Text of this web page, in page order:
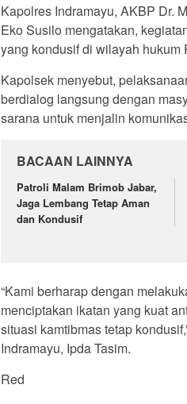
Kapolres Indramayu, AKBP Dr.
Eko Susilo mengatakan,
yang kondusif di wilayah hukum
Kapolsek menyebut,
berdialog langsung dengan
sarana untuk menjalin
BACAAN LAINNYA
Patroli Malam Brimob Jabar,
Jaga Lembang Tetap Aman
dan Kondusif
“Kami berharap dengan
menciptakan ikatan yang kuat
situasi kamtibmas tetap
Indramayu, Ipda Tasim.
Red